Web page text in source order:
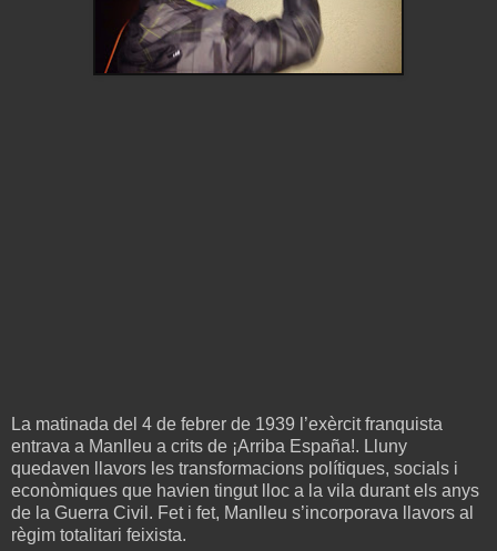
La matinada del 4 de febrer de 1939 l’exèrcit franquista
entrava a Manlleu a crits de ¡Arriba España!. Lluny
quedaven llavors les transformacions polítiques, socials i
econòmiques que havien tingut lloc a la vila durant els anys
de la Guerra Civil. Fet i fet, Manlleu s’incorporava llavors al
règim totalitari feixista.